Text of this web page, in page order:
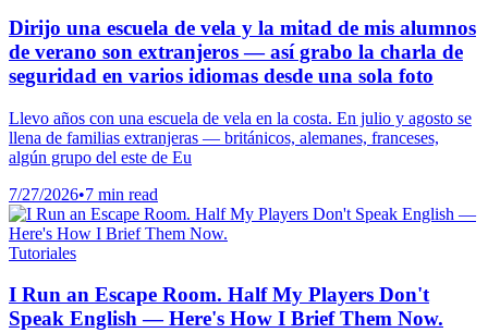
Dirijo una escuela de vela y la mitad de mis alumnos
de verano son extranjeros — así grabo la charla de
seguridad en varios idiomas desde una sola foto
Llevo años con una escuela de vela en la costa. En julio y agosto se
llena de familias extranjeras — británicos, alemanes, franceses,
algún grupo del este de Eu
7/27/2026•7 min read
Tutoriales
I Run an Escape Room. Half My Players Don't
Speak English — Here's How I Brief Them Now.